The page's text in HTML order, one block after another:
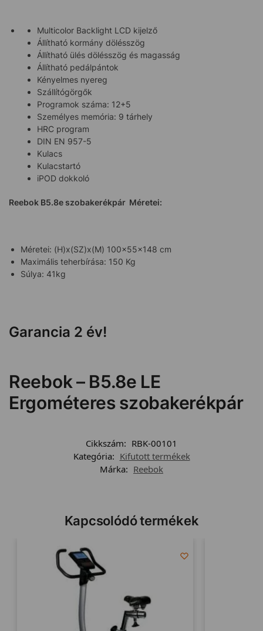
Multicolor Backlight LCD kijelző
Állítható kormány dölésszög
Állítható ülés dölésszög és magasság
Állítható pedálpántok
Kényelmes nyereg
Szállítógörgők
Programok száma: 12+5
Személyes memória: 9 tárhely
HRC program
DIN EN 957-5
Kulacs
Kulacstartó
iPOD dokkoló
Reebok B5.8e szobakerékpár Méretei:
Méretei: (H)x(SZ)x(M) 100x55x148 cm
Maximális teherbírása: 150 Kg
Súlya: 41kg
Garancia 2 év!
Reebok – B5.8e LE
Ergométeres szobakerékpár
Cikkszám: RBK-00101
Kategória: Kifutott termékek
Márka: Reebok
Kapcsolódó termékek